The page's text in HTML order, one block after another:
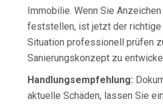
Immobilie. Wenn Sie
feststellen, ist jetzt der richtige
Situation professionell prüfen
Sanierungskonzept zu
Handlungsempfehlung:
aktuelle Schäden, lassen Sie